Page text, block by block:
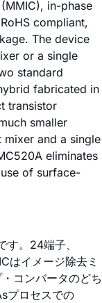
in-phase
compliant,
The device
or a single
standard
fabricated in
transistor
smaller
and a single
eliminates
of surface-
。24端子、
はイメージ除去ミ
コンバータのどち
プロセスでの